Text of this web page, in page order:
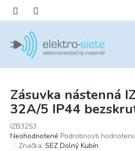
obsah
Zásuvka nástenná
32A/5 IP44
IZB3253
Priemerné
hodnotenie
Neohodnotené Podrobnosti
Značka: SEZ Dolný Kubín